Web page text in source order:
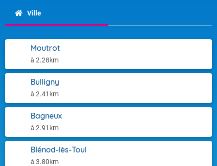
Ville
Moutrot
à 2.28km
Bulligny
à 2.41km
Bagneux
à 2.91km
Blénod-lès-Toul
à 3.80km